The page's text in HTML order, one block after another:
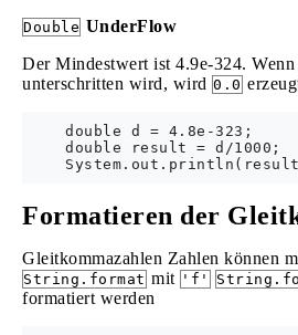
Double UnderFlow
Der Mindestwert ist 4.9e-324. Wenn
unterschritten wird, wird 0.0
    double d = 4.8e-323;
    double result = d/1000;
Formatieren der
Gleitkommazahlen Zahlen können
String.format mit 'f'
formatiert werden